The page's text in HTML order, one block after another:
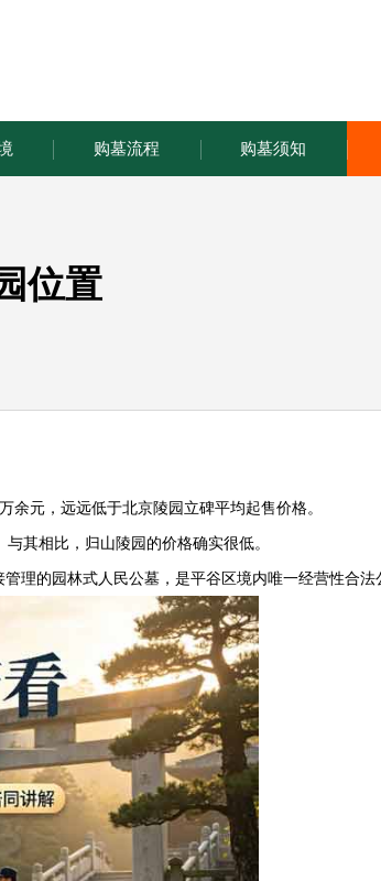
购墓流程 购墓须知
位置
元，远远低于北京陵园立碑平均起售价格。
其相比，归山陵园的价格确实很低。
理的园林式人民公墓，是平谷区境内唯一经营性合法